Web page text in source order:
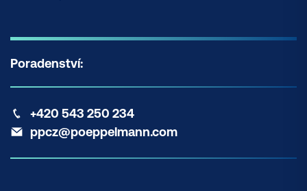
Poradenství:
+420 543 250 234
ppcz@poeppelmann.com